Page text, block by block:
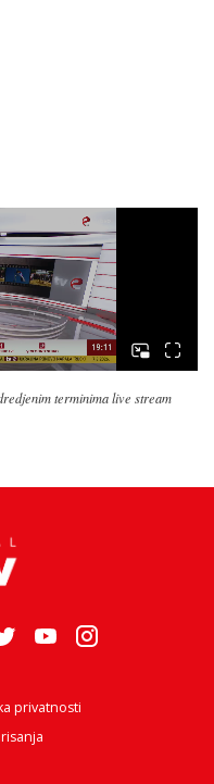
terminima live stream
privatnosti